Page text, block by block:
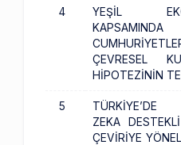
4
YEŞİL
ÇEVRESEL
HİPOTEZİNİN
5
TÜRKİYE’DE
ZEKA
ÇEVİRİYE